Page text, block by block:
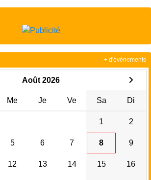
Août 2026
Me Je Ve Sa Di
1 2
5 6 7 8 9
12 13 14 15 16
+ d'évènements